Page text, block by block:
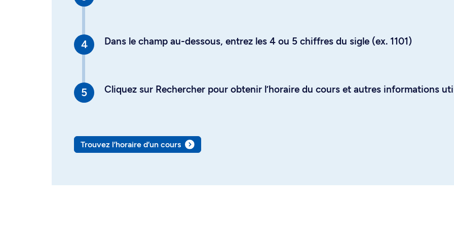
Dans le champ au-dessous, entrez les 4 ou 5 chiffres du sigle (ex. 1101)
Cliquez sur Rechercher pour obtenir l’horaire du cours et autres informations
Trouvez l’horaire d’un cours